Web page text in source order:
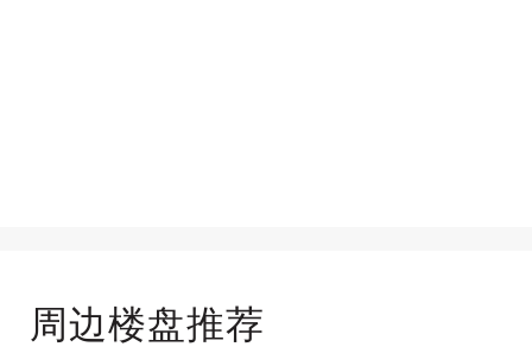
周边楼盘推荐